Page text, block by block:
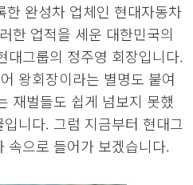
완성차 업체인 현대자동차
한 업적을 세운 대한민국의
대그룹의 정주영 회장입니다.
왕회장이라는 별명도 붙여
재벌들도 쉽게 넘보지 못했
니다. 그럼 지금부터 현대그
속으로 들어가 보겠습니다.